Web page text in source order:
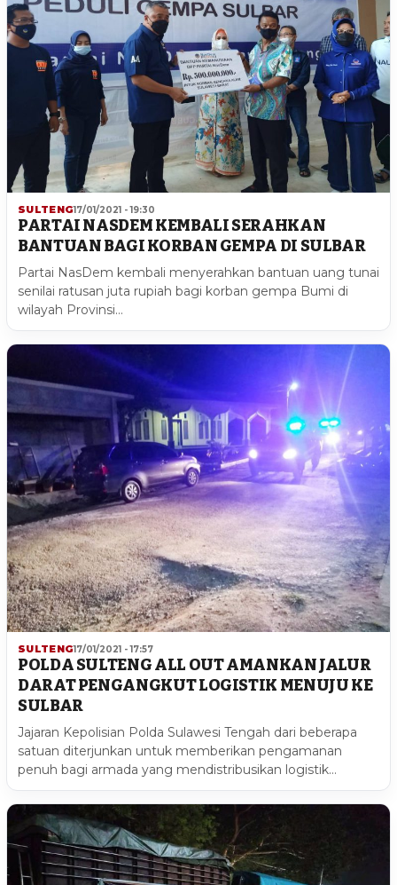
SULTENG17/01/2021 - 19:30
PARTAI NASDEM KEMBALI SERAHKAN
BANTUAN BAGI KORBAN GEMPA DI SULBAR
Partai NasDem kembali menyerahkan bantuan uang tunai
senilai ratusan juta rupiah bagi korban gempa Bumi di
wilayah Provinsi…
SULTENG17/01/2021 - 17:57
POLDA SULTENG ALL OUT AMANKAN JALUR
DARAT PENGANGKUT LOGISTIK MENUJU KE
SULBAR
Jajaran Kepolisian Polda Sulawesi Tengah dari beberapa
satuan diterjunkan untuk memberikan pengamanan
penuh bagi armada yang mendistribusikan logistik…